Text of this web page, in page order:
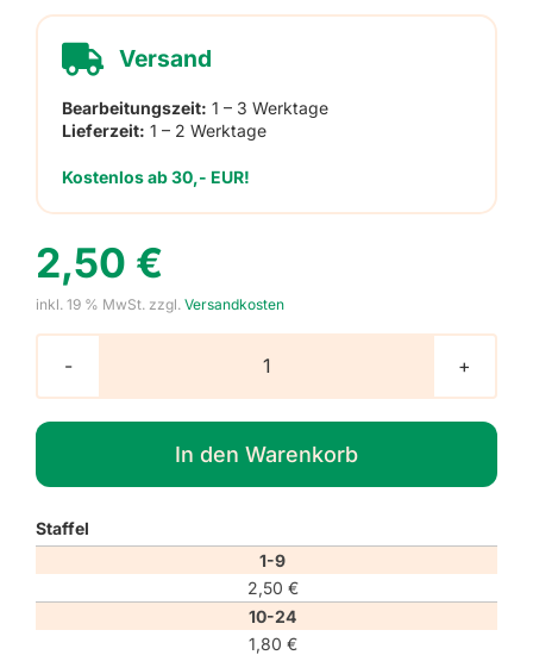
Versand
Bearbeitungszeit: 1 – 3 Werktage
Lieferzeit: 1 – 2 Werktage
Kostenlos ab 30,- EUR!
2,50 €
inkl. 19 % MwSt. zzgl. Versandkosten
Hinweisaufkleber
"Kein
Durchgang"
Menge
In den Warenkorb
Staffel
1-9
2,50 €
10-24
1,80 €